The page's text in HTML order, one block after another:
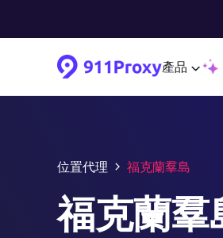
產品
位置代理 福克蘭羣島
福克蘭羣